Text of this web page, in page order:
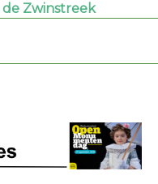
de Zwinstreek